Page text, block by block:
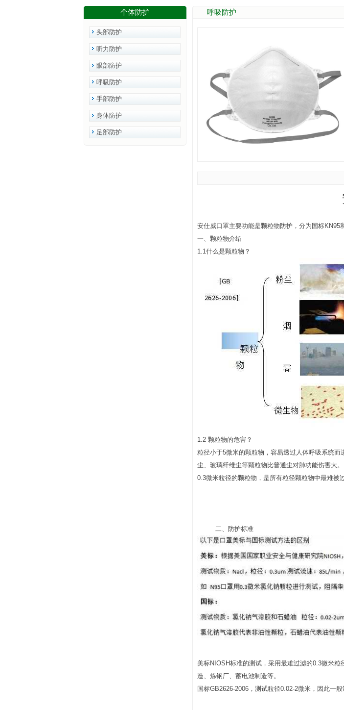
个体防护
头部防护
听力防护
眼部防护
呼吸防护
手部防护
身体防护
足部防护
呼吸防护
安仕威口罩主要功能是颗粒物防护，分为国标KN95
一、颗粒物介绍
1.1什么是颗粒物？
1.2 颗粒物的危害？
粒径小于5微米的颗粒物，容易透过人体呼吸系统
尘、玻璃纤维尘等颗粒物比普通尘对肺功能伤害大。
0.3微米粒径的颗粒物，是所有粒径颗粒物中最难被
二、防护标准
美标NIOSH标准的测试，采用最难过滤的0.3微米
造、炼钢厂、蓄电池制造等。
国标GB2626-2006，测试粒径0.02-2微米，因此一